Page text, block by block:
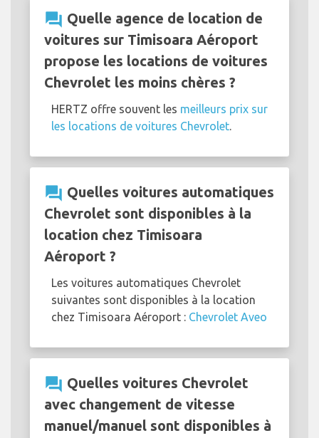
question_answer Quelle agence de location de
voitures sur Timisoara Aéroport
propose les locations de voitures
Chevrolet les moins chères ?
HERTZ offre souvent les meilleurs prix sur
les locations de voitures Chevrolet.
question_answer Quelles voitures automatiques
Chevrolet sont disponibles à la
location chez Timisoara
Aéroport ?
Les voitures automatiques Chevrolet
suivantes sont disponibles à la location
chez Timisoara Aéroport : Chevrolet Aveo
question_answer Quelles voitures Chevrolet
avec changement de vitesse
manuel/manuel sont disponibles à